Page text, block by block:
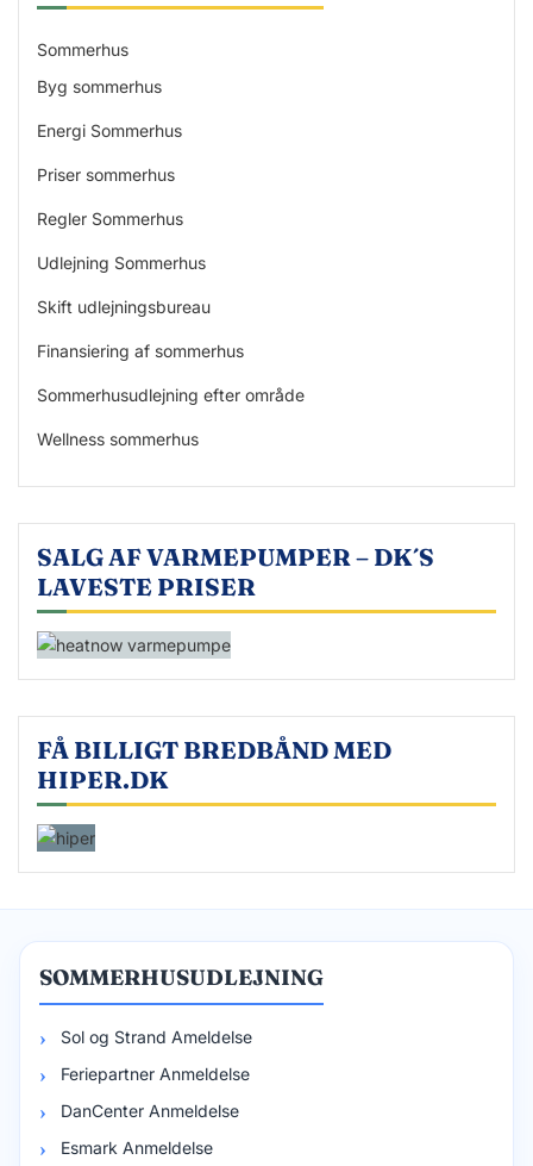
Sommerhus
Byg sommerhus
Energi Sommerhus
Priser sommerhus
Regler Sommerhus
Udlejning Sommerhus
Skift udlejningsbureau
Finansiering af sommerhus
Sommerhusudlejning efter område
Wellness sommerhus
SALG AF VARMEPUMPER – DK´S
LAVESTE PRISER
FÅ BILLIGT BREDBÅND MED
HIPER.DK
SOMMERHUSUDLEJNING
Sol og Strand Ameldelse
Feriepartner Anmeldelse
DanCenter Anmeldelse
Esmark Anmeldelse